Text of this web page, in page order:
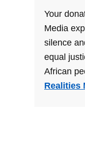
Your
Media
silence
equal
African
Realities